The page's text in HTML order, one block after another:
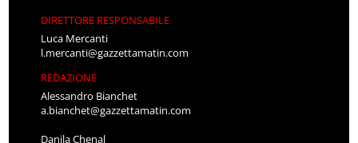
DIRETTORE RESPONSABILE
Luca Mercanti
l.mercanti@gazzettamatin.com
REDAZIONE
Alessandro Bianchet
a.bianchet@gazzettamatin.com
Danila Chenal